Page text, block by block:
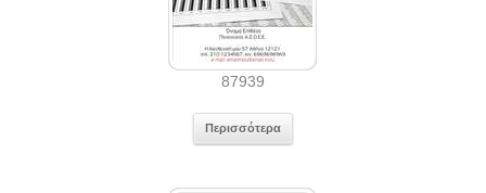
87939
Περισσότερα